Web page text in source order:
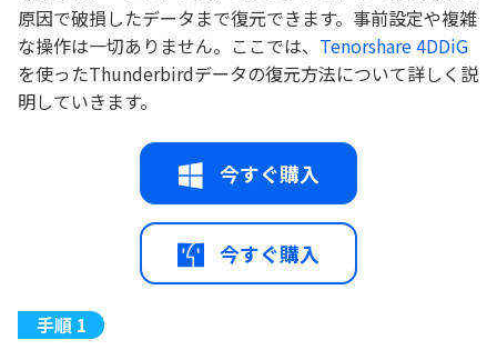
原因で破損したデータまで復元できます。事前設定や複雑
な操作は一切ありません。ここでは、 Tenorshare 4DDiG
を使ったThunderbirdデータの復元方法について詳しく説
明していきます。
今すぐ購入
今すぐ購入